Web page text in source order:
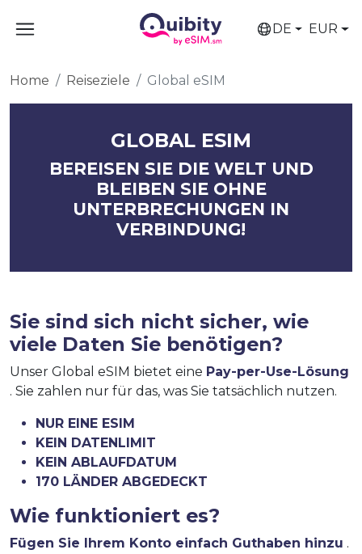
DE EUR
Home Reiseziele Global eSIM
GLOBAL ESIM
BEREISEN SIE DIE WELT UND
BLEIBEN SIE OHNE
UNTERBRECHUNGEN IN
VERBINDUNG!
Sie sind sich nicht sicher, wie
viele Daten Sie benötigen?
Unser Global eSIM bietet eine Pay-per-Use-Lösung
. Sie zahlen nur für das, was Sie tatsächlich nutzen.
NUR EINE ESIM
KEIN DATENLIMIT
KEIN ABLAUFDATUM
170 LÄNDER ABGEDECKT
Wie funktioniert es?
Fügen Sie Ihrem Konto einfach Guthaben hinzu .